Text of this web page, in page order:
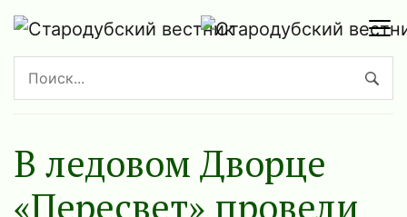
В ледовом Дворце
«Пересвет» провели